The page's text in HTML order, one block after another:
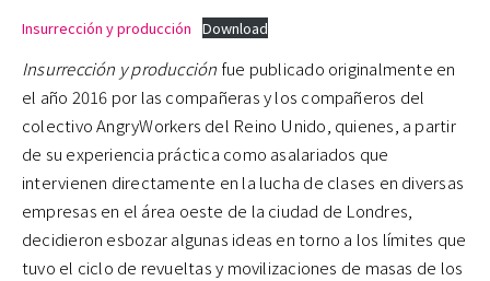
Insurrección y producción Download
Insurrección y producción fue publicado originalmente en
el año 2016 por las compañeras y los compañeros del
colectivo AngryWorkers del Reino Unido, quienes, a partir
de su experiencia práctica como asalariados que
intervienen directamente en la lucha de clases en diversas
empresas en el área oeste de la ciudad de Londres,
decidieron esbozar algunas ideas en torno a los límites que
tuvo el ciclo de revueltas y movilizaciones de masas de los